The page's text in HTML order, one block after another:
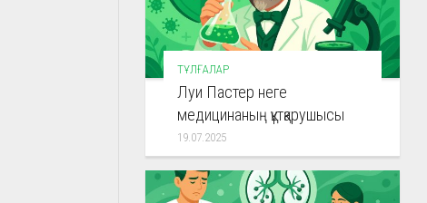
ТҰЛҒАЛАР
Луи Пастер неге
медицинаның құтқарушысы
19.07.2025